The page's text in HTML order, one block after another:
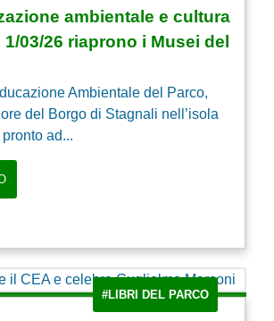
ambientale e cultura
03/26 riaprono i Musei del
Ambientale del Parco,
del Borgo di Stagnali nell’isola
ad...
#LIBRI DEL PARCO